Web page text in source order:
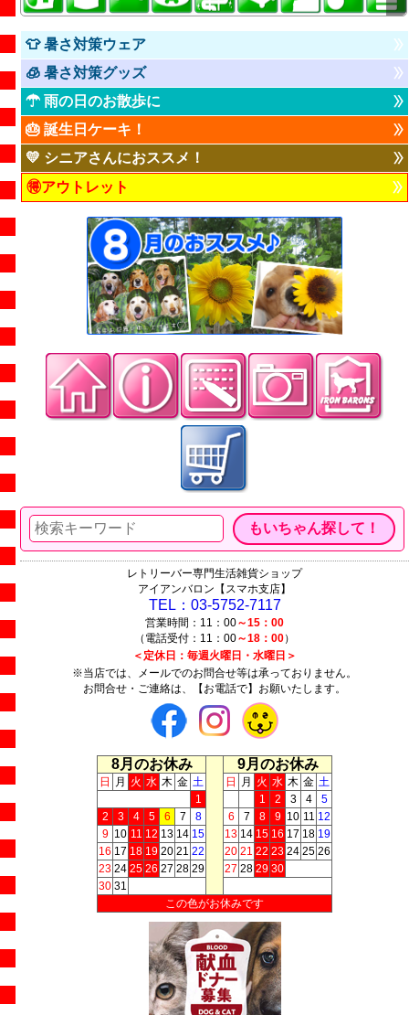
👕 暑さ対策ウェア
🧊 暑さ対策グッズ
☂ 雨の日のお散歩に
🎂 誕生日ケーキ！
💛 シニアさんにおススメ！
🉐アウトレット
レトリーバー専門生活雑貨ショップ
アイアンバロン【スマホ支店】
TEL：03-5752-7117
営業時間：11：00～15：00
（電話受付：11：00～18：00）
＜定休日：毎週火曜日・水曜日＞
※当店では、メールでのお問合せ等は承っておりません。
お問合せ・ご連絡は、【お電話で】お願いたします。
8月のお休み 9月のお休み
日 月 火 水 木 金 土 日 月 火 水 木 金 土
1
1 2 3 4
5
2
3 4 5 6 7 8 6 7 8 9 10 11 12
9 10 11 12 13 14 15 13 14 15 16 17 18 19
16 17 18 19 20 21 22 20 21 22 23 24 25 26
23 24 25 26 27 28 29 27 28 29 30
30 31
この色がお休みです